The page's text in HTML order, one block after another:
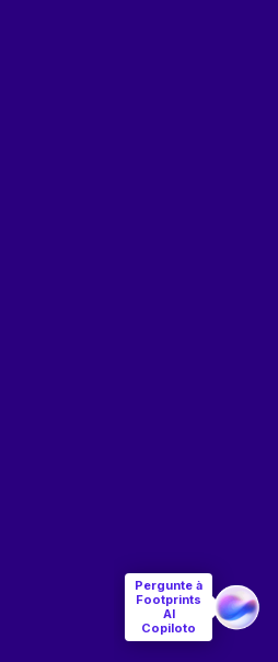
Pergunte à
Footprints
AI
Copiloto